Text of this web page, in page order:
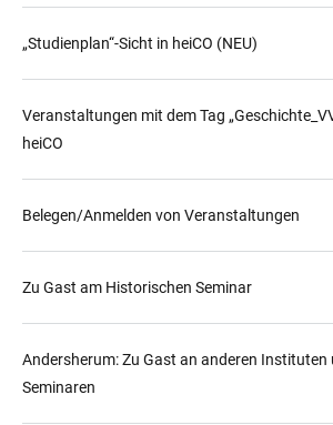
„Studienplan“-Sicht in heiCO (NEU)
Veranstaltungen mit dem Tag
heiCO
Belegen/Anmelden von Veranstaltungen
Zu Gast am Historischen Seminar
Andersherum: Zu Gast an anderen Instituten
Seminaren